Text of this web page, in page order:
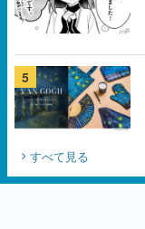
5
すべて見る